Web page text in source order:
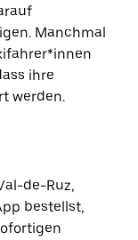
Manchmal
ihre
werden.
de-Ruz,
bestellst,